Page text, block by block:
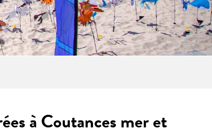
à Coutances mer et